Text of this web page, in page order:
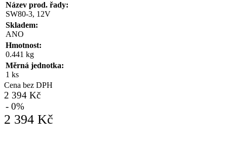
Název prod. řady:
SW80-3, 12V
Skladem:
ANO
Hmotnost:
0.441 kg
Měrná jednotka:
1 ks
Cena bez DPH
2 394 Kč
- 0%
2 394 Kč